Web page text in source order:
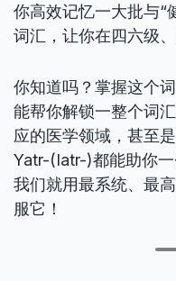
你高效记忆一大批与“
词汇，让你在四六级
你知道吗？掌握这个
能帮你解锁一整个词
应的医学领域，甚至
Yatr-(Iatr-)都能助你
我们就用最系统、最
服它！